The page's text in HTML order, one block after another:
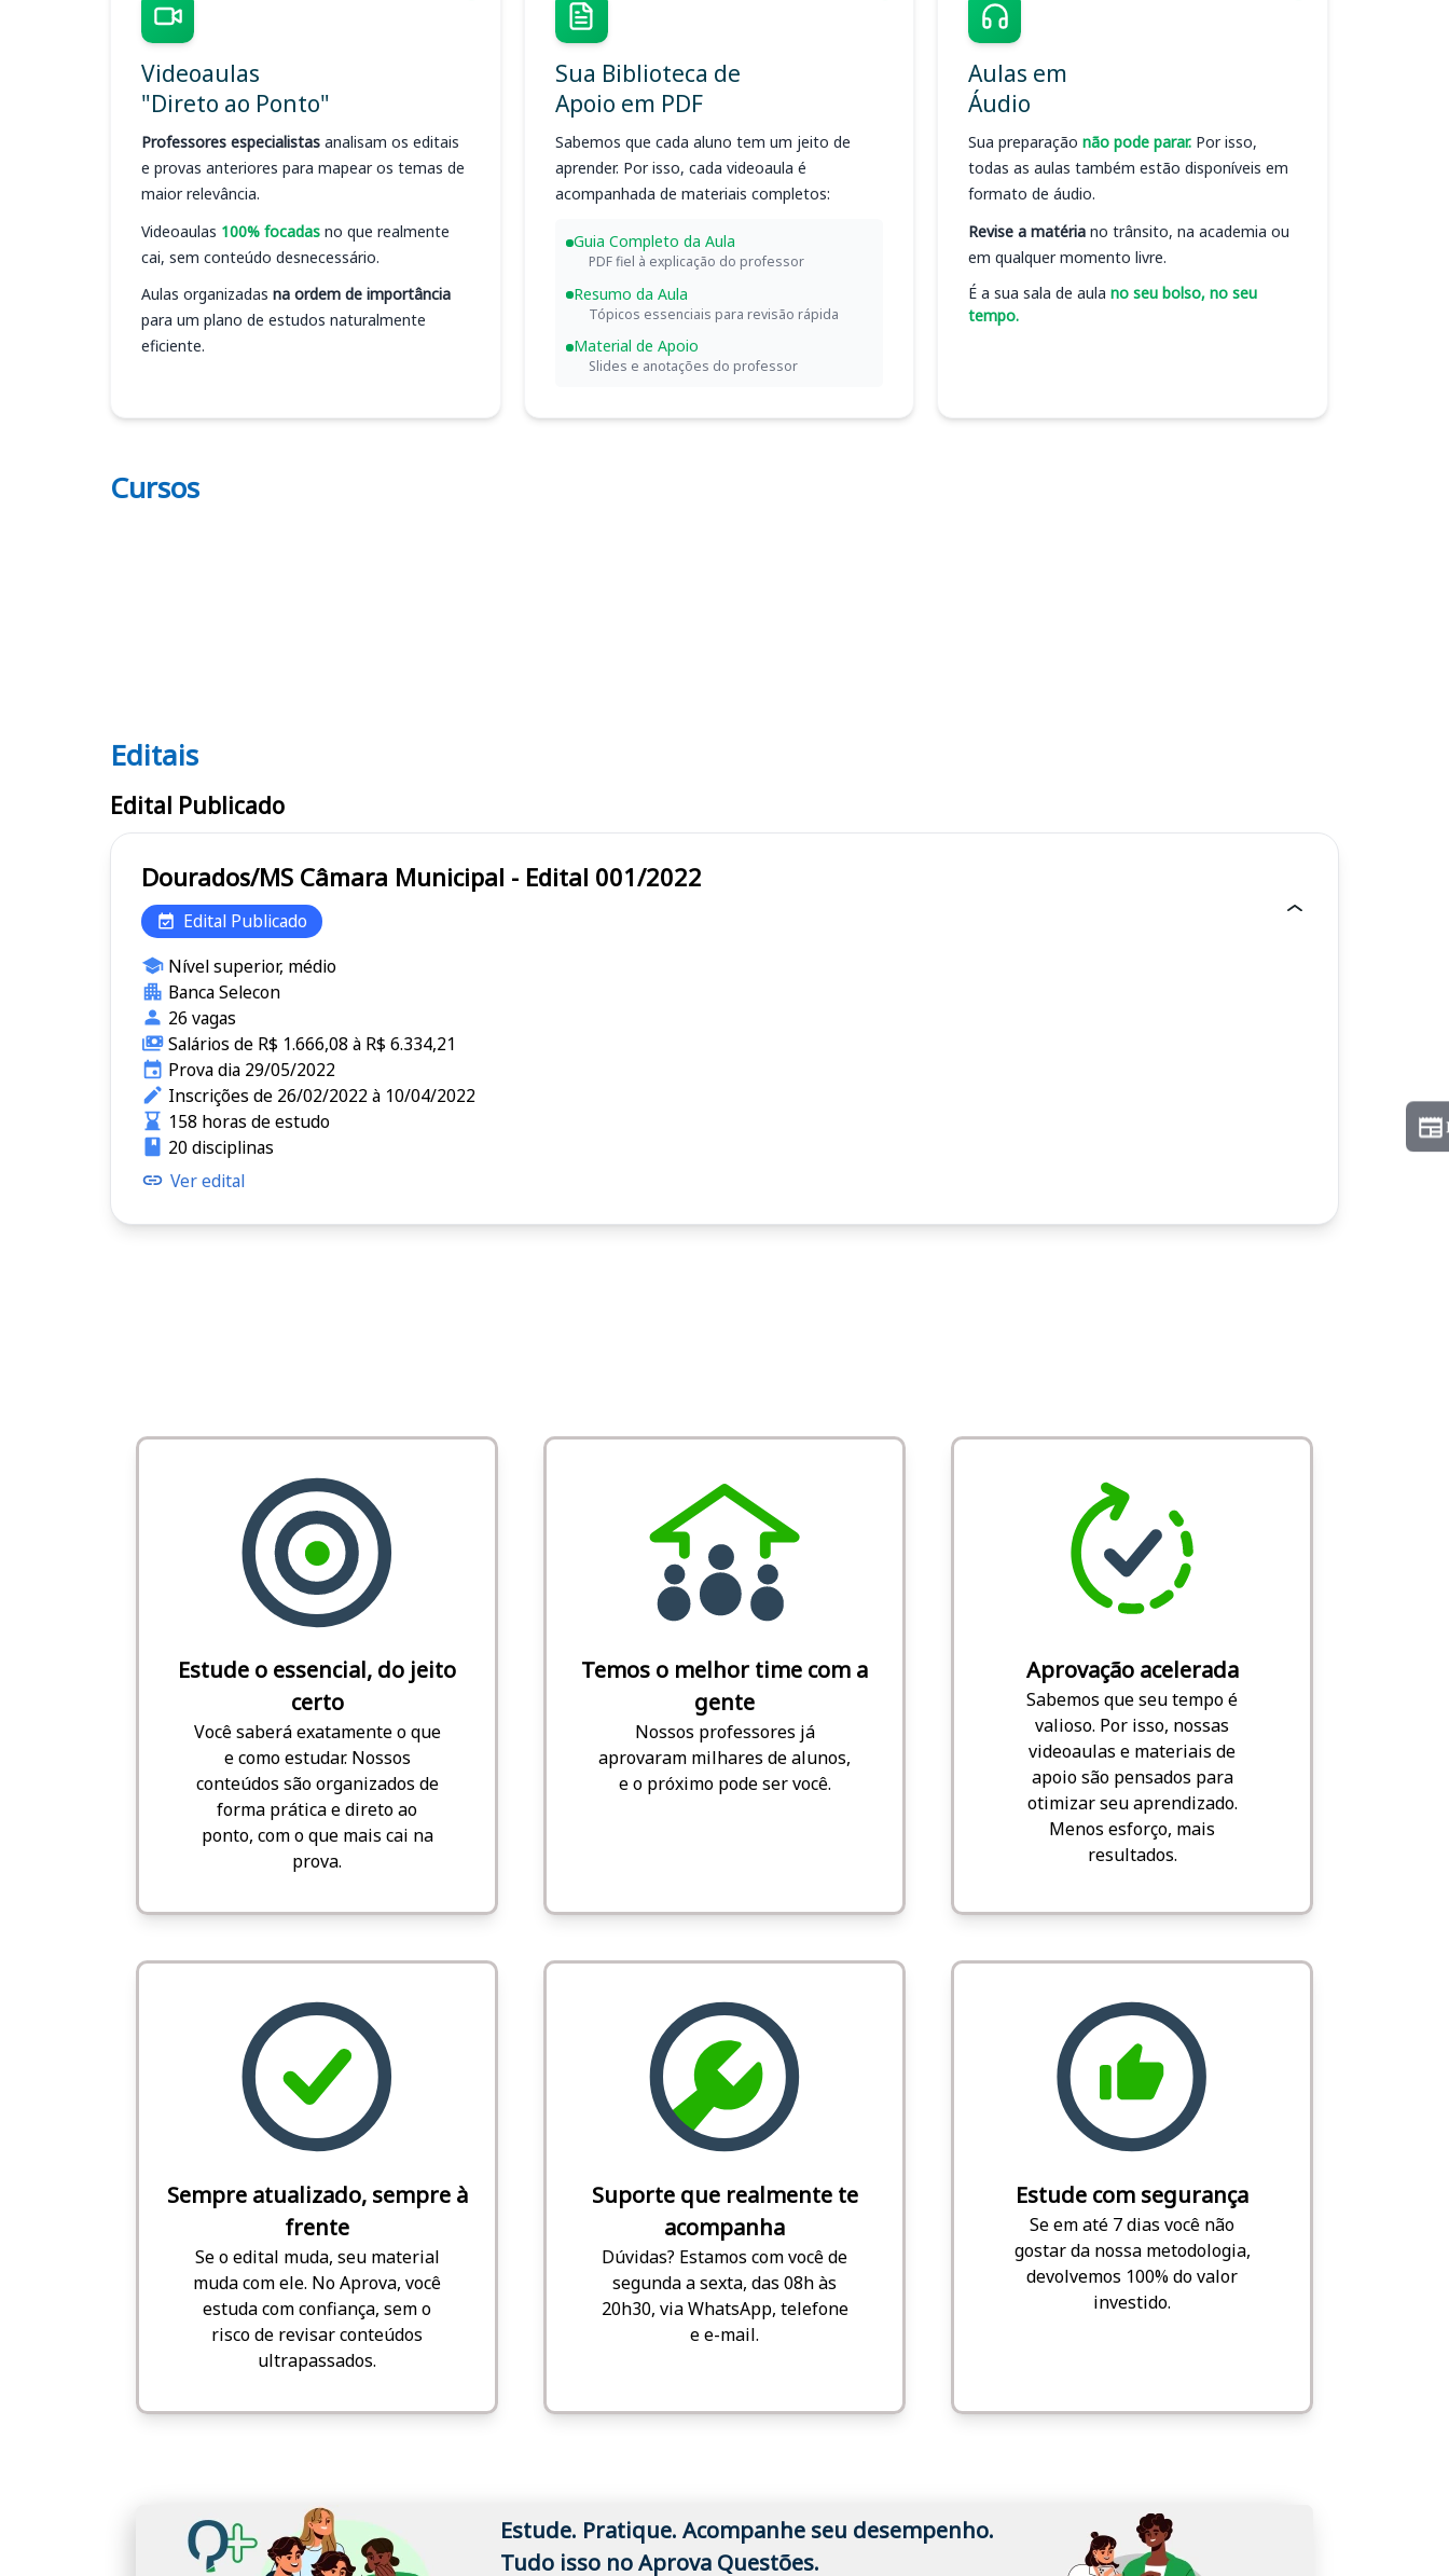
Videoaulas
"Direto ao Ponto"
Professores especialistas analisam os editais
e provas anteriores para mapear os temas de
maior relevância.
Videoaulas 100% focadas no que realmente
cai, sem conteúdo desnecessário.
Aulas organizadas na ordem de importância
para um plano de estudos naturalmente
eficiente.
Sua Biblioteca de
Apoio em PDF
Sabemos que cada aluno tem um jeito de
aprender. Por isso, cada videoaula é
acompanhada de materiais completos:
Guia Completo da Aula
PDF fiel à explicação do professor
Resumo da Aula
Tópicos essenciais para revisão rápida
Material de Apoio
Slides e anotações do professor
Aulas em
Áudio
Sua preparação não pode parar. Por isso,
todas as aulas também estão disponíveis em
formato de áudio.
Revise a matéria no trânsito, na academia ou
em qualquer momento livre.
É a sua sala de aula no seu bolso, no seu
tempo.
Cursos
Editais
Editais
Edital Publicado
Dourados/MS Câmara Municipal - Edital 001/2022
Edital Publicado
Nível superior, médio
Banca Selecon
26 vagas
Salários de R$ 1.666,08 à R$ 6.334,21
Prova dia 29/05/2022
Inscrições de 26/02/2022 à 10/04/2022
158 horas de estudo
20 disciplinas
Ver edital
Estude o essencial, do jeito
certo
Você saberá exatamente o que
e como estudar. Nossos
conteúdos são organizados de
forma prática e direto ao
ponto, com o que mais cai na
prova.
Temos o melhor time com a
gente
Nossos professores já
aprovaram milhares de alunos,
e o próximo pode ser você.
Aprovação acelerada
Sabemos que seu tempo é
valioso. Por isso, nossas
videoaulas e materiais de
apoio são pensados para
otimizar seu aprendizado.
Menos esforço, mais
resultados.
Sempre atualizado, sempre à
frente
Se o edital muda, seu material
muda com ele. No Aprova, você
estuda com confiança, sem o
risco de revisar conteúdos
ultrapassados.
Suporte que realmente te
acompanha
Dúvidas? Estamos com você de
segunda a sexta, das 08h às
20h30, via WhatsApp, telefone
e e-mail.
Estude com segurança
Se em até 7 dias você não
gostar da nossa metodologia,
devolvemos 100% do valor
investido.
Estude. Pratique. Acompanhe seu desempenho.
Tudo isso no Aprova Questões.